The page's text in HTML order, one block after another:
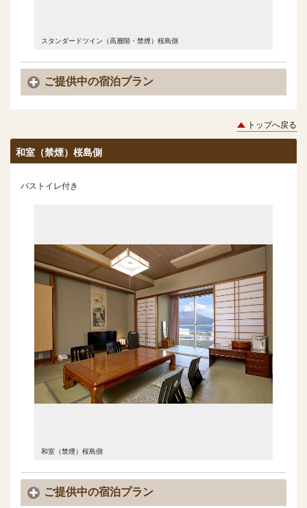
スタンダードツイン（高層階・禁煙）桜島側
ご提供中の宿泊プラン
トップへ戻る
和室（禁煙）桜島側
バストイレ付き
和室（禁煙）桜島側
ご提供中の宿泊プラン